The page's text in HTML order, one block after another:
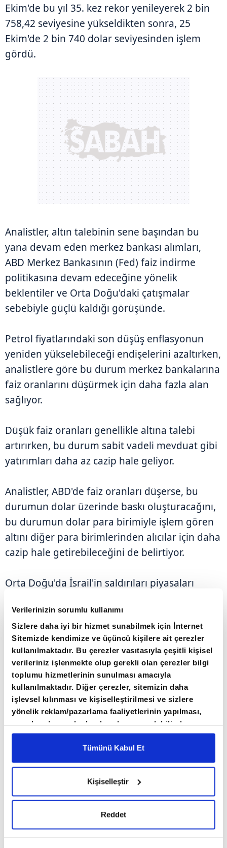
Verilerinizin sorumlu kullanımı
Sizlere daha iyi bir hizmet sunabilmek için İnternet
Sitemizde kendimize ve üçüncü kişilere ait çerezler
kullanılmaktadır. Bu çerezler vasıtasıyla çeşitli kişisel
verileriniz işlenmekte olup gerekli olan çerezler bilgi
toplumu hizmetlerinin sunulması amacıyla
kullanılmaktadır. Diğer çerezler, sitemizin daha
işlevsel kılınması ve kişiselleştirilmesi ve sizlere
yönelik reklam/pazarlama faaliyetlerinin yapılması,
amaçlarıyla sınırlı olarak açık rızanız dahilinde
kullanılacaktır. Çerezlere ilişkin tercihlerinizi çerez
paneli vasıtasıyla belirleyebilirsiniz. Çerezlere ilişkin
detaylı bilgi için Ayarlar butonuna tıklayabilir,
6698 sayılı Kişisel Verilerin Korunması Kanunu
uyarınca hazırlanmış olan İnternet Sitesi Aydınlatma
Tümünü Kabul Et
Kişiselleştir
Reddet
Ekim'de bu yıl 35. kez rekor yenileyerek 2 bin
758,42 seviyesine yükseldikten sonra, 25
Ekim'de 2 bin 740 dolar seviyesinden işlem
gördü.
Analistler, altın talebinin sene başından bu
yana devam eden merkez bankası alımları,
ABD Merkez Bankasının (Fed) faiz indirme
politikasına devam edeceğine yönelik
beklentiler ve Orta Doğu'daki çatışmalar
sebebiyle güçlü kaldığı görüşünde.
Petrol fiyatlarındaki son düşüş enflasyonun
yeniden yükselebileceği endişelerini azaltırken,
analistlere göre bu durum merkez bankalarına
faiz oranlarını düşürmek için daha fazla alan
sağlıyor.
Düşük faiz oranları genellikle altına talebi
artırırken, bu durum sabit vadeli mevduat gibi
yatırımları daha az cazip hale geliyor.
Analistler, ABD'de faiz oranları düşerse, bu
durumun dolar üzerinde baskı oluşturacağını,
bu durumun dolar para birimiyle işlem gören
altını diğer para birimlerinden alıcılar için daha
cazip hale getirebileceğini de belirtiyor.
Orta Doğu'da İsrail'in saldırıları piyasaları
durum güvenli liman arayışıyla altının ons
fiyatını yukarı yönlü destekliyor.
Kriz dönemlerinde yatırımcılar portföylerinin
bir kısmını altına kaydırmayı tercih ederken,
altın jeopolitik açıdan belirsiz zamanlarda
güvenli bir liman olarak görülüyor.